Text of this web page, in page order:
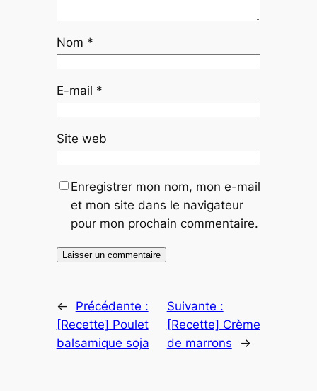
Nom *
E-mail *
Site web
Enregistrer mon nom, mon e-mail
et mon site dans le navigateur
pour mon prochain commentaire.
←
Précédente :
[Recette] Poulet
balsamique soja
Suivante :
[Recette] Crème
de marrons
→